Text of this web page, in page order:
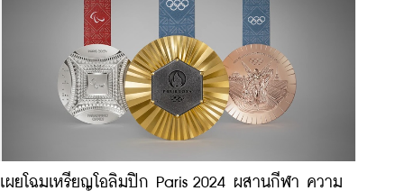
เผยโฉมเหรียญโอลิมปิก Paris 2024 ผสานกีฬา ความ